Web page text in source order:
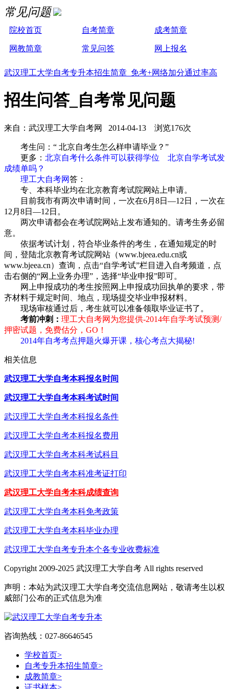
常见问题
院校首页 自考简章 成考简章
网教简章 常见问答 网上报名
武汉理工大学自考专升本招生简章 免考+网络加分通过率高
招生问答_自考常见问题
来自：武汉理工大学自考网 2014-04-13 浏览176次
考生问：“ 北京自考生怎么样申请毕业？”
更多： 北京自考什么条件可以获得学位
北京自学考试发
成绩单吗？
理工大自考网答：
专、本科毕业均在北京教育考试院网站上申请。
目前我市有两次申请时间，一次在6月8日—12日，一次在
12月8日—12日。
两次申请都会在考试院网站上发布通知的。请考生务必留
意。
依据考试计划，符合毕业条件的考生，在通知规定的时
间，登陆北京教育考试院网站（www.bjeea.edu.cn或
www.bjeea.cn）查询，点击“自学考试”栏目进入自考频道，点
击右侧的“网上业务办理”，选择“毕业申报”即可。
网上申报成功的考生按照网上申报成功回执单的要求，带
齐材料于规定时间、地点，现场提交毕业申报材料。
现场审核通过后，考生就可以准备领取毕业证书了。
考前冲刺： 理工大自考网为您提供-2014年自学考试预测/
押密试题，免费估分，GO！
2014年自考考点押题火爆开课，核心考点大揭秘!
相关信息
武汉理工大学自考本科报名时间
武汉理工大学自考本科考试时间
武汉理工大学自考本科报名条件
武汉理工大学自考本科报名费用
武汉理工大学自考本科考试科目
武汉理工大学自考本科准考证打印
武汉理工大学自考本科成绩查询
武汉理工大学自考本科免考政策
武汉理工大学自考本科毕业办理
武汉理工大学自考专升本个各专业收费标准
Copyright 2009-2025 武汉理工大学自考 All rights reserved
声明：本站为武汉理工大学自考交流信息网站，敬请考生以权
威部门公布的正式信息为准
咨询热线：027-86646545
学校首页>
自考专升本招生简章>
成教简章>
证书样本>